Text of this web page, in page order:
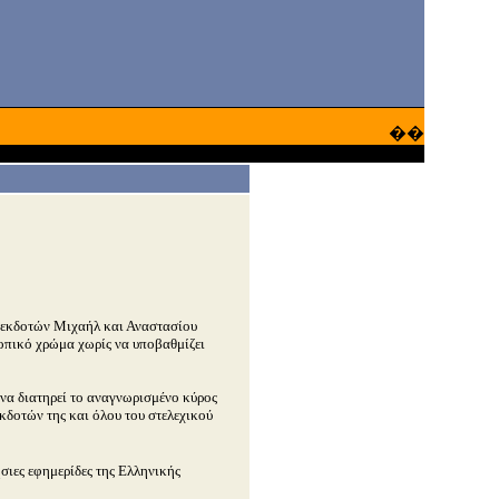
��
Μιχαήλ και Αναστασίου
χρώμα χωρίς να υποβαθμίζει
διατηρεί το αναγνωρισμένο κύρος
της και όλου του στελεχικού
εφημερίδες της Ελληνικής